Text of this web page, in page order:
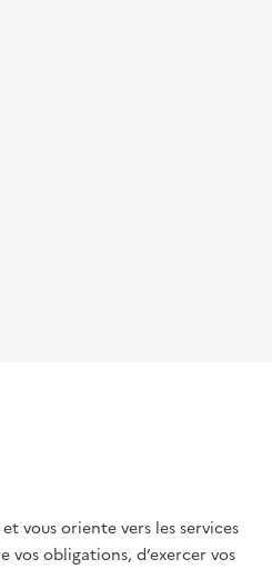
vous oriente vers les services
obligations, d’exercer vos